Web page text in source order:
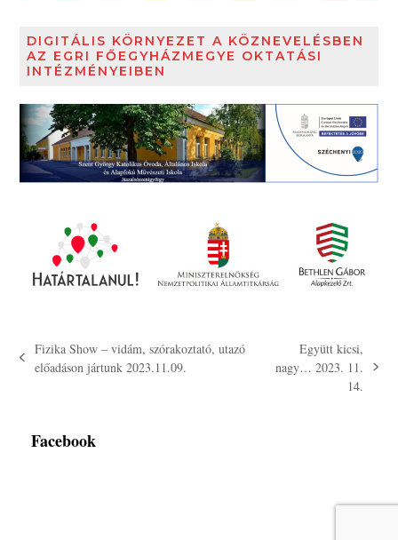
DIGITÁLIS KÖRNYEZET A KÖZNEVELÉSBEN
AZ EGRI FŐEGYHÁZMEGYE OKTATÁSI
INTÉZMÉNYEIBEN
previous
Fizika Show – vidám, szórakoztató, utazó
előadáson jártunk 2023.11.09.
next
Együtt kicsi,
nagy… 2023. 11.
14.
Facebook